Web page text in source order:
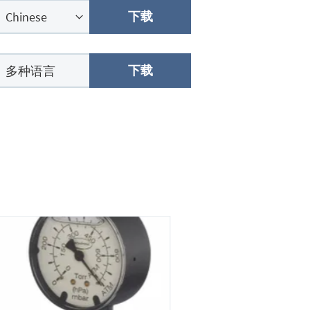
下载
多种语言 下载